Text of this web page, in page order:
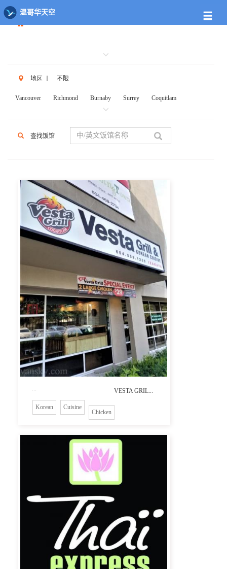
温哥华天空
地区 不限
Vancouver Richmond Burnaby Surrey Coquitlam
N.Vancouver
PittMeadows Langley White Rock Maple Ridge
Whistler Squamish Mission
查找饭馆
VESTA GRIL...
...
Korean Cuisine
Chicken